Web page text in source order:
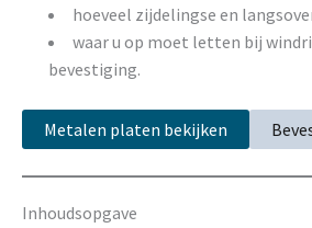
hoeveel zijdelingse en
waar u op moet letten bij
bevestiging.
Metalen platen bekijken
Inhoudsopgave